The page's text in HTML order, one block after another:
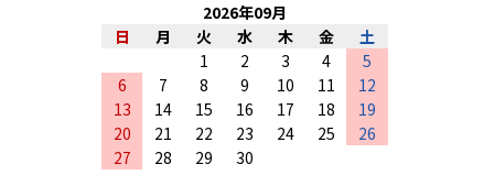
2026年09月
日
月 火 水 木 金
土
1
2 3 4
5
6
7 8 9 10 11
12
13
14 15 16 17 18
19
20
21 22 23 24 25
26
27
28 29
30